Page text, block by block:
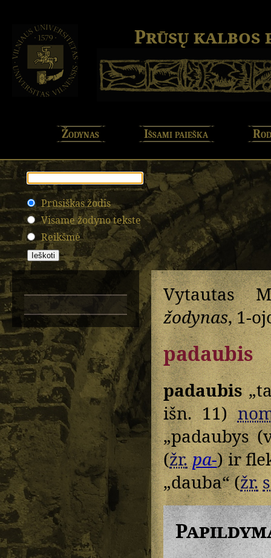
Prūsų kalbos
Žodynas Išsami paieška
Prūsiškas žodis
Visame žodyno tekste
Reikšmė
Vytautas
žodynas, 1-
padaubis
padaubis
išn. 11)
„padaubys
(žr. pa-) ir
„dauba“ (žr.